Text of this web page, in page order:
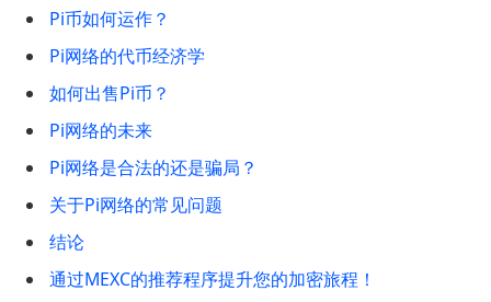
Pi币如何运作？
Pi网络的代币经济学
如何出售Pi币？
Pi网络的未来
Pi网络是合法的还是骗局？
关于Pi网络的常见问题
结论
通过MEXC的推荐程序提升您的加密旅程！